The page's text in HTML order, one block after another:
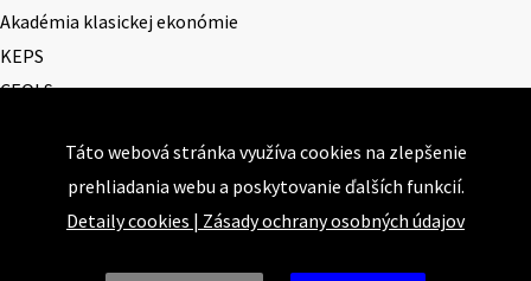
Akadémia klasickej ekonómie
KEPS
CEQLS
Cena Ernesta Valka
Študentská esej
Deň daňového odbremenenia
Táto webová stránka využíva cookies na zlepšenie
prehliadania webu a poskytovanie ďalších funkcií.
Detaily cookies | Zásady ochrany osobných údajov